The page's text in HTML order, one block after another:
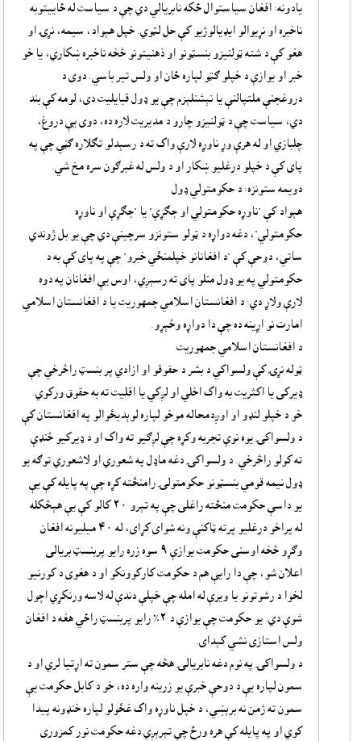
يادونه: افغان سياستوال ځکه نابريالي دي چې د سياست له ځاييتوبه
ناخبره او نړيوالو ايډيالوژيو کې حل لټوي. خپل هېواد، سيمه، نړۍ او
هغو کې د شته ټولنيزو بنسټونو او ذهنيتونو څخه ناخبره ښکاري، يا خو
خبر او يوازې د خپلو ګټو لپاره ځان او ولس تير باسي. دوى د
دروغجنې ملتپالنې يا نېشنلېزم چې يو ډول قبايليت دى، لومه کې بند
دي، سياست چې د ټولنيزو چارو د مديريت لاره ده، دوى يې دروغ،
چلبازي او له هرې وړ ناوړه لارې واک ته د رسېدلو تګلاره ګڼي چې په
پاى کې د خپلو درغليو ښکار او د ولس له غبرګون سره مخ شي.
دويمه ستونزه: د حکومتولي ډول
هېواد کې "ناوړه حکومتولي او جګړې" يا "جګړې او ناوړه
حکومتولي"، دغه دواړه د ټولو ستونزو سرچينې دي چې يو بل ژوندي
ساتي، دوحې کې "د افغانانو خپلمنځي خبرو" چې په پاى کې به د
حکومتولي په يو ډول منلو پاى ته رسېږي، اوس يې افغانان په دوه
لارې ولاړ دي: د افغانستان اسلامي جمهوريت يا د افغانستان اسلامي
امارت نو اړينه ده چې دا دواړه وڅېړو.
د افغانستان اسلامي جمهوريت
ټوله نړۍ کې ولسواکي د بشر د حقوقو او ازادي پر بنسټ راڅرخي چې
ډيرکى يا اکثريت به واک اخلي او لږکي يا اقليت ته به حقوق ورکوي.
خو د خپلو لنډو او اوږدمحاله موخو لپاره لوېديځوالو په افغانستان کې
د ولسواکۍ يوه نوې تجربه وکړه چې لږګيو ته واک او د ډيرکيو څنډې
ته کولو راڅرخي. د ولسواکۍ دغه ماډل په شعوري او لاشعوري توګه يو
ډول نيمه قومي بنسټونو حکومتولۍ رامنځته کړه چې په پايله کې يې
يو داسې حکومت منځته راغلى چې په تېرو ٢٠ کالو کې يې هېڅکله
له پراخو درغليو پرته ټاکنې ونه شواى کړاى، له ٤٠ ميليونه افغان
وګړو څخه اوسنى حکومت يوازې ٩ سوه زره رايو پربنسټ بريالى
اعلان شو، چې دا رايې هم د حکومت کارکوونکو او د هغوى د کورنيو
لخوا د رشوتونو يا ويرې له امله چې خپلې دندې له لاسه ورنکړي اچول
شوې دي. يو حکومت چې يوازې د ٢٪ رايو پربنسټ راځي هغه د افغان
ولس استازى نشي کېداى.
د ولسواکۍ په نوم دغه نابريالۍ هڅه چې ستر سمون ته اړتيا لري او د
سمون لپاره يې د دوحې خبرې يو زرينه واره ده، خو د کابل حکومت يې
سمون ته ژمن نه برېښي، د خپل ناوړه واک غځولو لپاره خنډونه پيدا
کوي او په پايله کې هره ورځ چې تېرېږي دغه حکومت نور کمزورى